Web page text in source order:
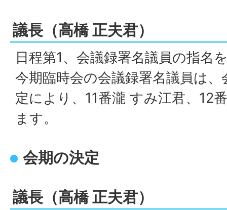
議長（高橋 正夫君）
日程第1、会議録署名議員の指名
今期臨時会の会議録署名議員は
定により、11番瀧 すみ江君、12
ます。
会期の決定
議長（高橋 正夫君）